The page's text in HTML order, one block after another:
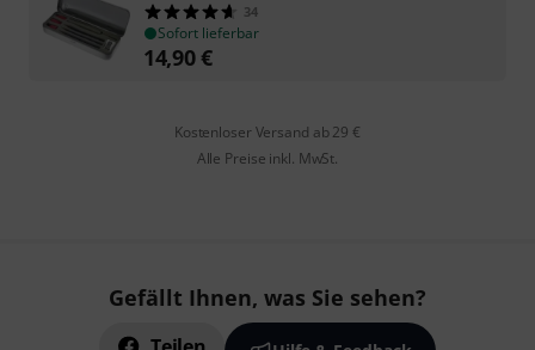
34
Sofort lieferbar
14,90€
Kostenloser Versand ab 29 €
Alle Preise inkl. MwSt.
Gefällt Ihnen, was Sie sehen?